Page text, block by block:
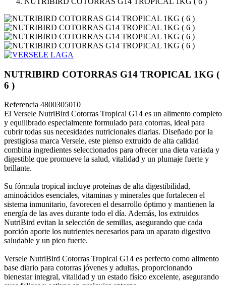
NUTRIBIRD COTORRAS G14 TROPICAL 1KG (
6 )
Referencia 4800305010
El Versele NutriBird Cotorras Tropical G14 es un alimento completo
y equilibrado especialmente formulado para cotorras, ideal para
cubrir todas sus necesidades nutricionales diarias. Diseñado por la
prestigiosa marca Versele, este pienso extruido de alta calidad
combina ingredientes seleccionados para ofrecer una dieta variada y
digestible que promueve la salud, vitalidad y un plumaje fuerte y
brillante.
Su fórmula tropical incluye proteínas de alta digestibilidad,
aminoácidos esenciales, vitaminas y minerales que fortalecen el
sistema inmunitario, favorecen el desarrollo óptimo y mantienen la
energía de las aves durante todo el día. Además, los extruidos
NutriBird evitan la selección de semillas, asegurando que cada
porción aporte los nutrientes necesarios para un aparato digestivo
saludable y un pico fuerte.
Versele NutriBird Cotorras Tropical G14 es perfecto como alimento
base diario para cotorras jóvenes y adultas, proporcionando
bienestar integral, vitalidad y un estado físico excelente, asegurando